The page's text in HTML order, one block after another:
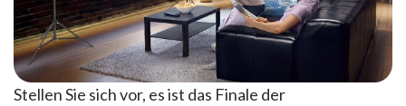
Stellen Sie sich vor, es ist das Finale der